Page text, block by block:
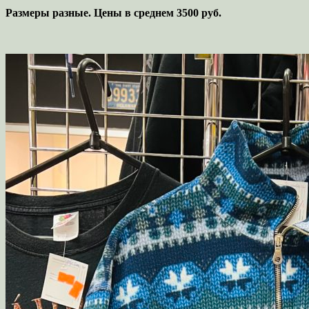
Размеры разные. Цены в среднем 3500 руб.